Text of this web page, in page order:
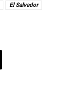
El Salvador